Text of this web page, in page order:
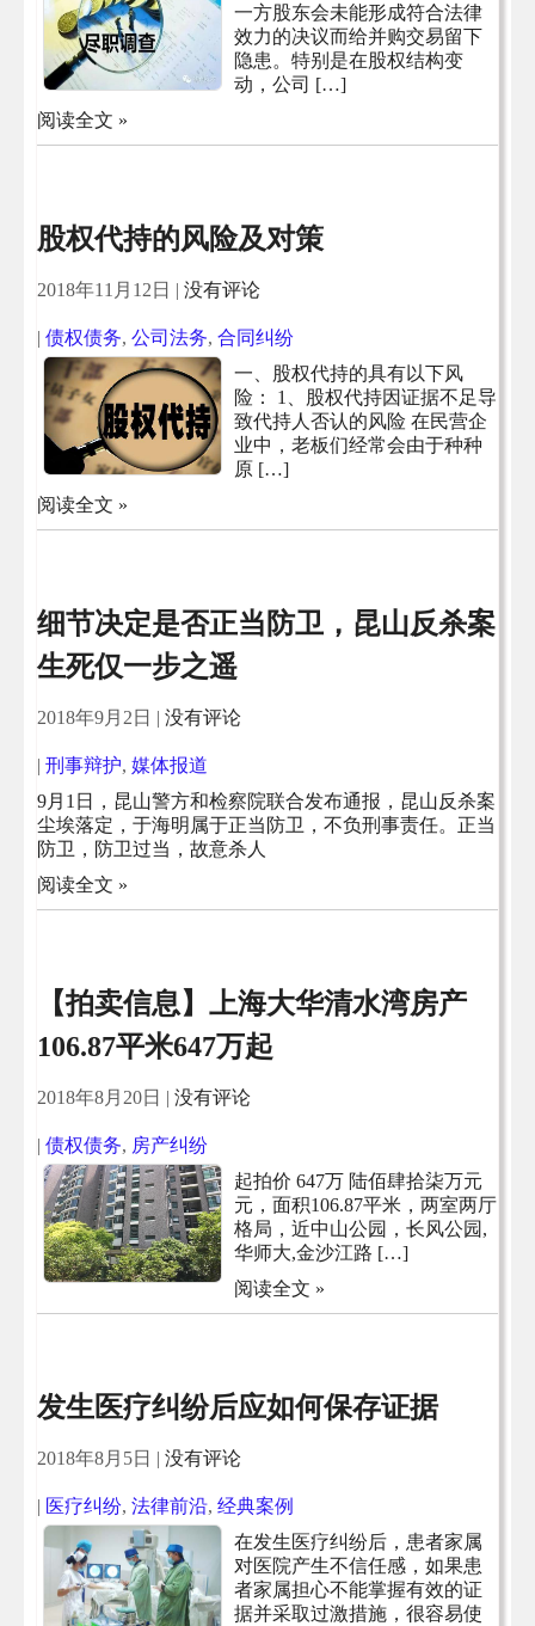
一方股东会未能形成符合法律
效力的决议而给并购交易留下
隐患。特别是在股权结构变
动，公司 […]
阅读全文 »
股权代持的风险及对策
2018年11月12日 | 没有评论
| 债权债务, 公司法务, 合同纠纷
一、股权代持的具有以下风
险： 1、股权代持因证据不足导
致代持人否认的风险 在民营企
业中，老板们经常会由于种种
原 […]
阅读全文 »
细节决定是否正当防卫，昆山反杀案
生死仅一步之遥
2018年9月2日 | 没有评论
| 刑事辩护, 媒体报道
9月1日，昆山警方和检察院联合发布通报，昆山反杀案
尘埃落定，于海明属于正当防卫，不负刑事责任。正当
防卫，防卫过当，故意杀人
阅读全文 »
【拍卖信息】上海大华清水湾房产
106.87平米647万起
2018年8月20日 | 没有评论
| 债权债务, 房产纠纷
起拍价 647万 陆佰肆拾柒万元
元，面积106.87平米，两室两厅
格局，近中山公园，长风公园,
华师大,金沙江路 […]
阅读全文 »
发生医疗纠纷后应如何保存证据
2018年8月5日 | 没有评论
| 医疗纠纷, 法律前沿, 经典案例
在发生医疗纠纷后，患者家属
对医院产生不信任感，如果患
者家属担心不能掌握有效的证
据并采取过激措施，很容易使